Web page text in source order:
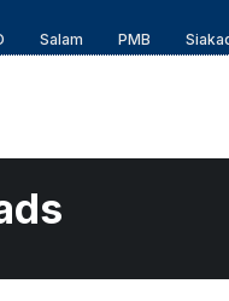
Salam PMB